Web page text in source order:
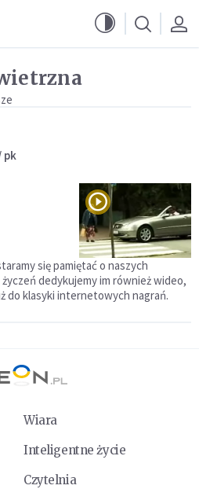
pk
się pamiętać o naszych
dedykujemy im również wideo,
do klasyki internetowych nagrań.
Wiara
Inteligentne życie
Czytelnia